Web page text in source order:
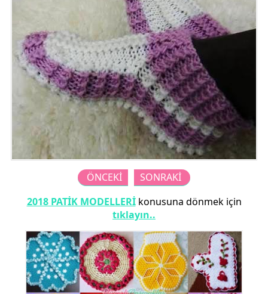
ÖNCEKİ
SONRAKİ
2018 PATİK MODELLERİkonusuna dönmek için
tıklayın..